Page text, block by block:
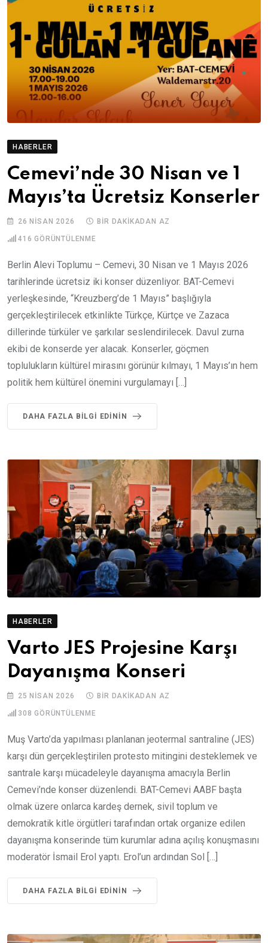
HABERLER
Cemevi’nde 30 Nisan ve 1
Mayıs’ta Ücretsiz Konserler
26 NISAN 2026 BIR DAKIKADAN AZ
416 GÖRÜNTÜLENME
Berlin Alevi Toplumu – Cemevi, 30 Nisan ve 1 Mayıs 2026
tarihlerinde ücretsiz iki konser düzenliyor. BAT-Cemevi
yerleşkesinde, “Kreuzberg’de 1 Mayıs” başlığıyla
gerçekleştirilecek etkinlikte Türkçe, Kürtçe ve Zazaca
dillerinde türküler ve şarkılar seslendirilecek. Davul zurna
ekibi de konserde yer alacak. Konserler, göçmen
toplulukların kültürel mirasını görünür kılmayı, 1 Mayıs’ın hem
politik hem kültürel önemini vurgulamayı […]
DAHA FAZLA BILGI EDININ
HABERLER
Varto JES Projesine Karşı
Dayanışma Konseri
25 NISAN 2026 BIR DAKIKADAN AZ
308 GÖRÜNTÜLENME
Muş Varto’da yapılması planlanan jeotermal santraline (JES)
karşı dün gerçekleştirilen protesto mitingini desteklemek ve
santrale karşı mücadeleyle dayanışma amacıyla Berlin
Cemevi’nde konser düzenlendi. BAT-Cemevi AABF başta
olmak üzere onlarca kardeş dernek, sivil toplum ve
demokratik kitle örgütleri tarafından ortak organize edilen
dayanışma konserinde tüm kurumlar adına açılış konuşmasını
moderatör İsmail Erol yaptı. Erol’un ardından Sol […]
DAHA FAZLA BILGI EDININ